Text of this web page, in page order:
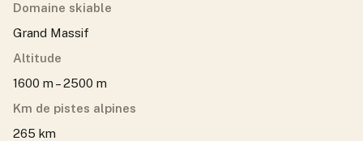
Domaine skiable
Grand Massif
Altitude
1600 m – 2500 m
Km de pistes alpines
265 km